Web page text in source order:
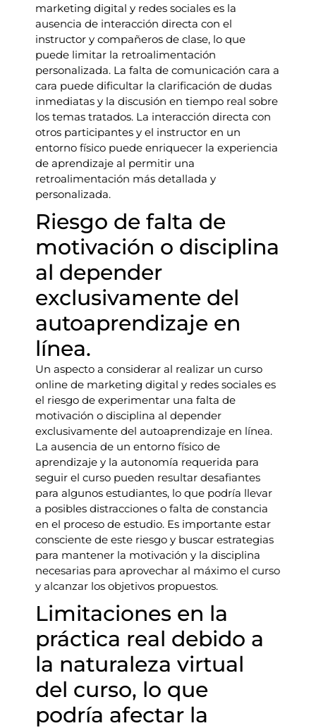
marketing digital y redes sociales es la
ausencia de interacción directa con el
instructor y compañeros de clase, lo que
puede limitar la retroalimentación
personalizada. La falta de comunicación cara a
cara puede dificultar la clarificación de dudas
inmediatas y la discusión en tiempo real sobre
los temas tratados. La interacción directa con
otros participantes y el instructor en un
entorno físico puede enriquecer la experiencia
de aprendizaje al permitir una
retroalimentación más detallada y
personalizada.
Riesgo de falta de
motivación o disciplina
al depender
exclusivamente del
autoaprendizaje en
línea.
Un aspecto a considerar al realizar un curso
online de marketing digital y redes sociales es
el riesgo de experimentar una falta de
motivación o disciplina al depender
exclusivamente del autoaprendizaje en línea.
La ausencia de un entorno físico de
aprendizaje y la autonomía requerida para
seguir el curso pueden resultar desafiantes
para algunos estudiantes, lo que podría llevar
a posibles distracciones o falta de constancia
en el proceso de estudio. Es importante estar
consciente de este riesgo y buscar estrategias
para mantener la motivación y la disciplina
necesarias para aprovechar al máximo el curso
y alcanzar los objetivos propuestos.
Limitaciones en la
práctica real debido a
la naturaleza virtual
del curso, lo que
podría afectar la